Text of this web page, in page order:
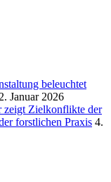
beleuchtet
Januar 2026
zeigt Zielkonflikte der
forstlichen Praxis 4.